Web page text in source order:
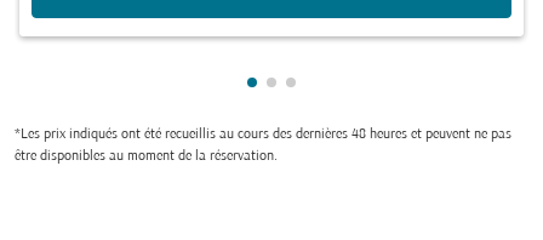
Showing cmp-pagination-
Showing cmp-pagination-
Showing cmp-pagination-
*Les prix indiqués ont été recueillis au cours des dernières 48 heures et peuvent ne pas
être disponibles au moment de la réservation.